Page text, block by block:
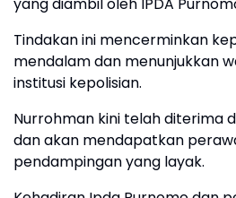
Tindakan ini mencerminkan
mendalam dan menunjukkan
institusi kepolisian.
Nurrohman kini telah diterima
dan akan mendapatkan
pendampingan yang layak.